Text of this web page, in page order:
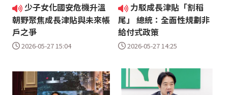
少子女化國安危機升溫
朝野聚焦成長津貼與未來帳
戶之爭
2026-05-27 15:04
力駁成長津貼「割稻
尾」 總統：全面性規劃非
給付式政策
2026-05-27 14:25